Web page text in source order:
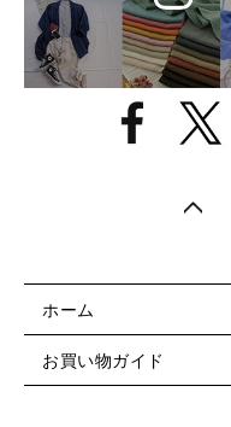
ホーム
お買い物ガイド